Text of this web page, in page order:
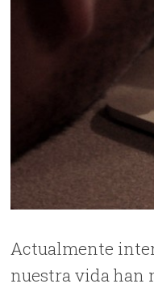
Actualmente
nuestra vida han